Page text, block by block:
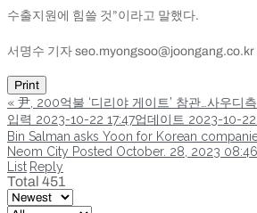
수출지원에 힘쓸 것”이라고 말했다.
서명수 기자 seo.myongsoo@joongang.co.kr
Print
« 尹, 200억불 ‘디리야 게이트’ 참관…사우디
입력 2023-10-22 17:47업데이트 2023-10-
Bin Salman asks Yoon for Korean
Neom City Posted October. 28, 2023 08:46,
List Reply
Total 451